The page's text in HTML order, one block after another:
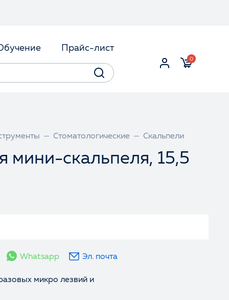
Прайс-лист
0
Стоматологические Скальпели
мини-скальпеля, 15,5
Whatsapp Эл. почта
микро лезвий и